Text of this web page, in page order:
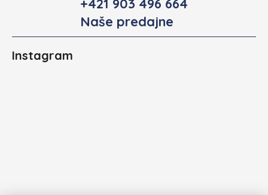
+421 903 496 664
Naše predajne
Instagram